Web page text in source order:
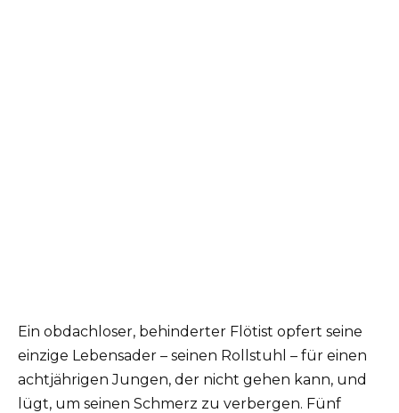
Ein obdachloser, behinderter Flötist opfert seine
einzige Lebensader – seinen Rollstuhl – für einen
achtjährigen Jungen, der nicht gehen kann, und
lügt, um seinen Schmerz zu verbergen. Fünf